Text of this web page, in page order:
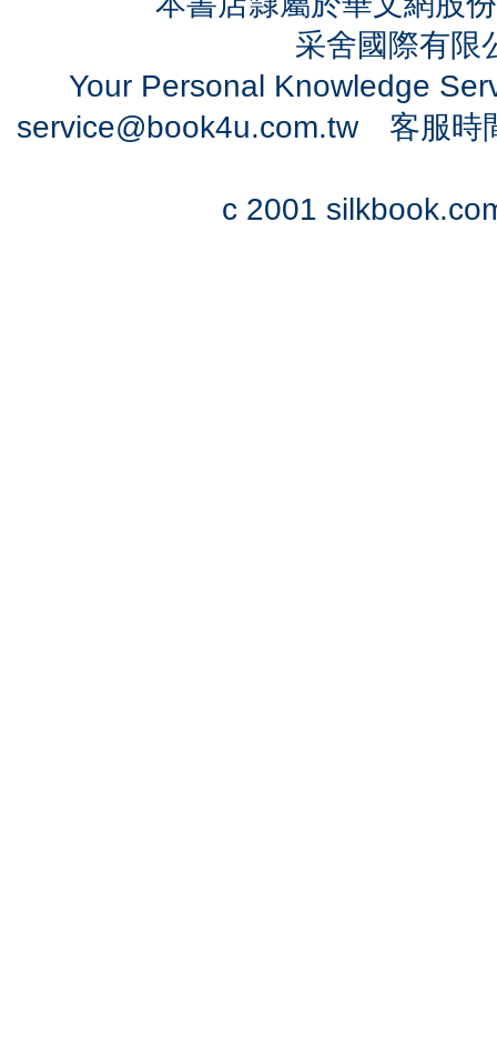
采舍國際有
Your Personal Knowledge
service@book4u.com.tw客服時
c 2001